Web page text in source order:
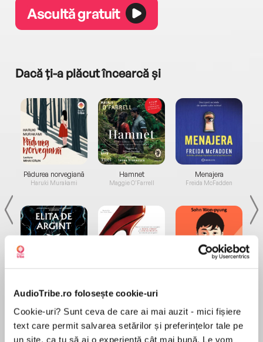
AudioTribe.ro folosește cookie-uri
Cookie-uri? Sunt ceva de care ai mai auzit - mici fișiere
text care permit salvarea setărilor și preferințelor tale pe
un site, ca tu să ai o experiență cât mai bună. Le vom
Ascultă gratuit
Dacă ți-a plăcut încearcă și
Pădurea norvegiană
Haruki Murakami
de...
Dani Francis
Hamnet
Maggie O'Farrell
la...
Lauren Weisberger
Menajera
Freida McFadden